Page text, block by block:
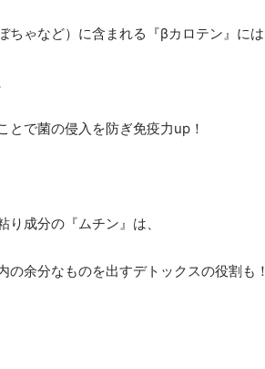
ちゃなど）に含まれる『βカロテン』には
とで菌の侵入を防ぎ免疫力up！
成分の『ムチン』は、
余分なものを出すデトックスの役割も！